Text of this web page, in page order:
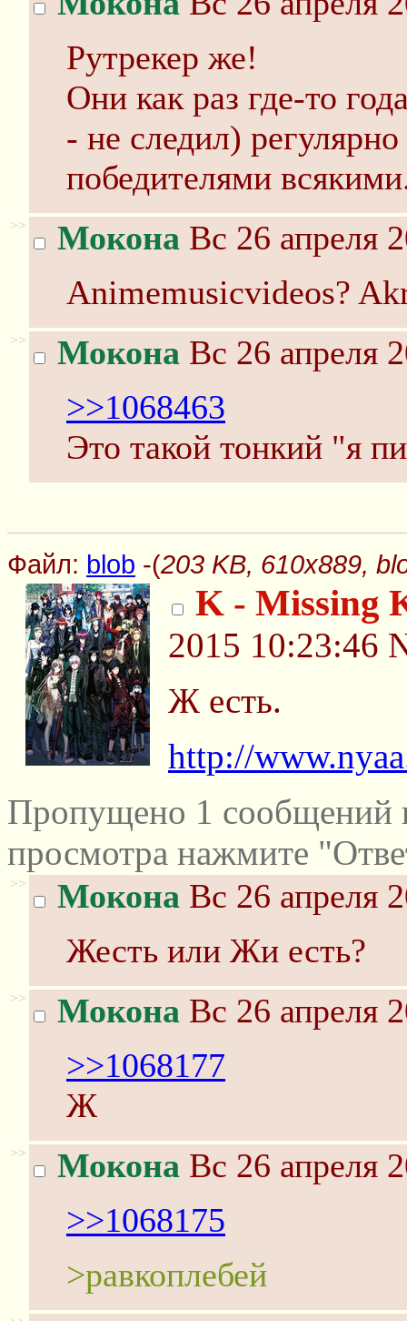
Рутрекер же!
Они как раз где-то
- не следил)
победителями
>> Мокона Вс 26 апреля
Animemusicvideos?
>> Мокона Вс 26 апреля
>>1068463
Это такой тонкий "я
Файл: blob -(203 KB, 610x889,
K - Missing
2015 10:23:46
Ж есть.
http://
Пропущено 1 сообщений
просмотра нажмите
>> Мокона Вс 26 апреля
Жесть или Жи есть?
>> Мокона Вс 26 апреля
>>1068177
Ж
>> Мокона Вс 26 апреля
>>1068175
>равкоплебей